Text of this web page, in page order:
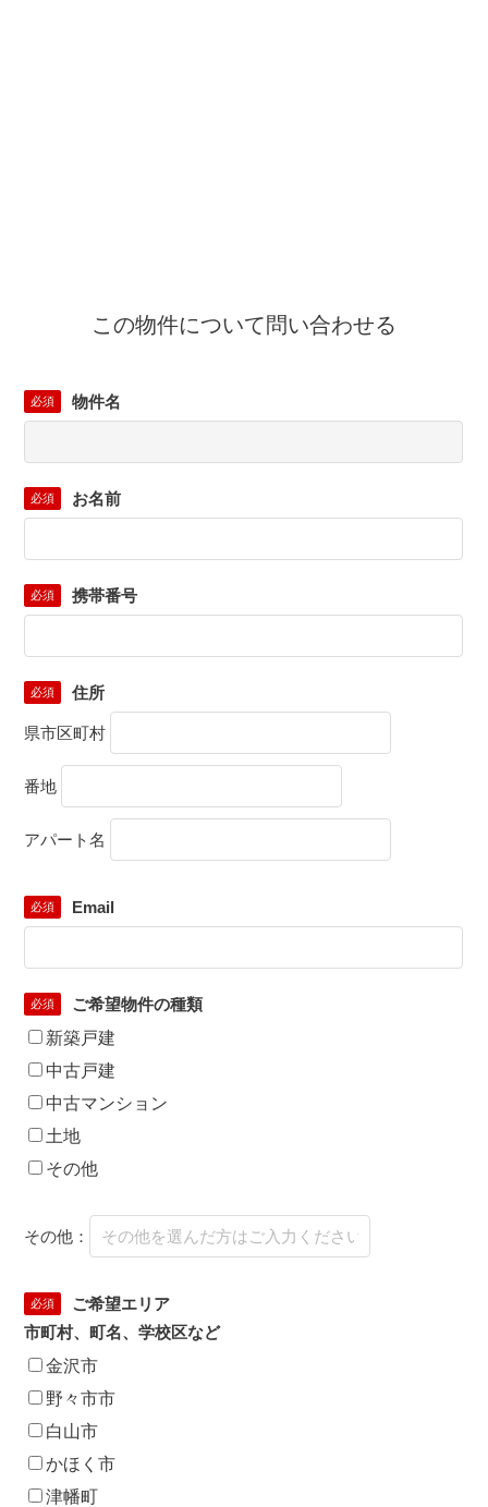
この物件について問い合わせる
必須 物件名
必須 お名前
必須 携帯番号
必須 住所
県市区町村
番地
アパート名
必須 Email
必須
ご希望物件の種類
新築戸建
中古戸建
中古マンション
土地
その他
その他：
必須
ご希望エリア
市町村、町名、学校区など
金沢市
野々市市
白山市
かほく市
津幡町